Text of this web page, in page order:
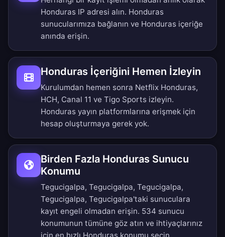
Honduras IP adresi alın. Honduras
sunucularımıza bağlanın ve Honduras içeriğe
anında erişin.
Honduras İçeriğini Hemen İzleyin
Kurulumdan hemen sonra Netflix Honduras,
HCH, Canal 11 ve Tigo Sports izleyin.
Honduras yayın platformlarına erişmek için
hesap oluşturmaya gerek yok.
Birden Fazla Honduras Sunucu
Konumu
Tegucigalpa, Tegucigalpa, Tegucigalpa,
Tegucigalpa, Tegucigalpa'taki sunuculara
kayıt engeli olmadan erişin. 534 sunucu
konumunun tümüne göz atın ve ihtiyaçlarınız